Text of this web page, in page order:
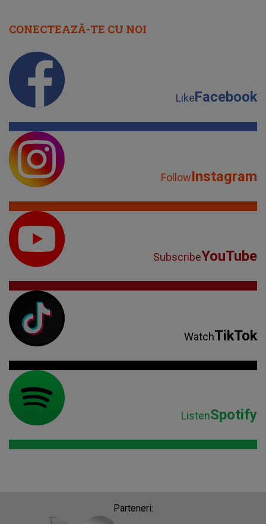
CONECTEAZĂ-TE CU NOI
LikeFacebook
FollowInstagram
SubscribeYouTube
WatchTikTok
ListenSpotify
Parteneri: